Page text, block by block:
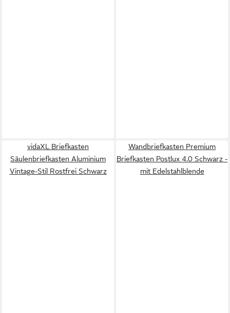
vidaXL Briefkasten
Säulenbriefkasten Aluminium
Vintage-Stil Rostfrei Schwarz
Wandbriefkasten Premium
Briefkasten Postlux 4.0 Schwarz -
mit Edelstahlblende